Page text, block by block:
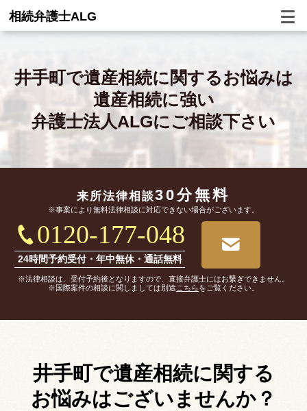
相続弁護士ALG
井手町で遺産相続に関するお悩みは
遺産相続に強い
弁護士法人ALGにご相談下さい
来所法律相談30分無料
※事案により無料法律相談に対応できない場合がございます。
0120-177-048
24時間予約受付・年中無休・通話無料
※法律相談は、受付予約後となりますので、直接弁護士にはお繋ぎできません。
※国際案件の相談に関しましては別途 こちらをご覧ください。
井手町で遺産相続に関する
お悩みはございませんか？